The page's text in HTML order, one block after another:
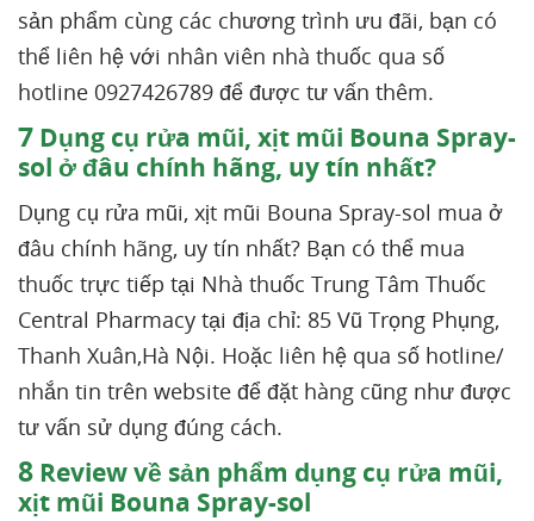
sản phẩm cùng các chương trình ưu đãi, bạn có
thể liên hệ với nhân viên nhà thuốc qua số
hotline 0927426789 để được tư vấn thêm.
7 Dụng cụ rửa mũi, xịt mũi Bouna Spray-
sol ở đâu chính hãng, uy tín nhất?
Dụng cụ rửa mũi, xịt mũi Bouna Spray-sol mua ở
đâu chính hãng, uy tín nhất? Bạn có thể mua
thuốc trực tiếp tại Nhà thuốc Trung Tâm Thuốc
Central Pharmacy tại địa chỉ: 85 Vũ Trọng Phụng,
Thanh Xuân,Hà Nội. Hoặc liên hệ qua số hotline/
nhắn tin trên website để đặt hàng cũng như được
tư vấn sử dụng đúng cách.
8 Review về sản phẩm dụng cụ rửa mũi,
xịt mũi Bouna Spray-sol